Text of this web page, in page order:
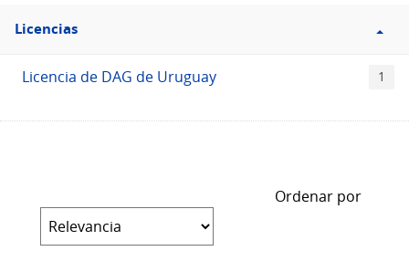
Filtro
Licencias
Licencias
Licencia de DAG de Uruguay 1
Ordenar por